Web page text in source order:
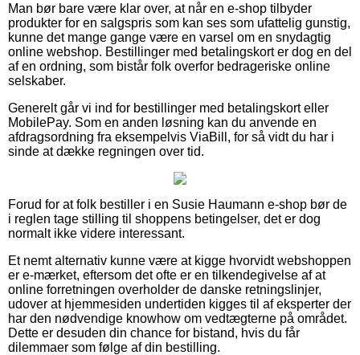
Man bør bare være klar over, at når en e-shop tilbyder
produkter for en salgspris som kan ses som ufattelig gunstig,
kunne det mange gange være en varsel om en snydagtig
online webshop. Bestillinger med betalingskort er dog en del
af en ordning, som bistår folk overfor bedrageriske online
selskaber.
Generelt går vi ind for bestillinger med betalingskort eller
MobilePay. Som en anden løsning kan du anvende en
afdragsordning fra eksempelvis ViaBill, for så vidt du har i
sinde at dække regningen over tid.
Forud for at folk bestiller i en Susie Haumann e-shop bør de
i reglen tage stilling til shoppens betingelser, det er dog
normalt ikke videre interessant.
Et nemt alternativ kunne være at kigge hvorvidt webshoppen
er e-mærket, eftersom det ofte er en tilkendegivelse af at
online forretningen overholder de danske retningslinjer,
udover at hjemmesiden undertiden kigges til af eksperter der
har den nødvendige knowhow om vedtægterne på området.
Dette er desuden din chance for bistand, hvis du får
dilemmaer som følge af din bestilling.